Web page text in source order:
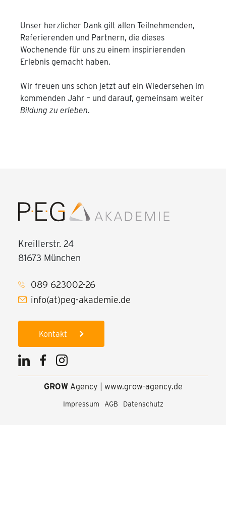
Unser herzlicher Dank gilt allen Teilnehmenden,
Referierenden und Partnern, die dieses
Wochenende für uns zu einem inspirierenden
Erlebnis gemacht haben.
Wir freuen uns schon jetzt auf ein Wiedersehen im
kommenden Jahr – und darauf, gemeinsam weiter
Bildung zu erleben.
Kreillerstr. 24
81673 München
089 623002-26
info(at)peg-akademie.de
Kontakt
GROWAgency www.grow-agency.de
Impressum AGB Datenschutz